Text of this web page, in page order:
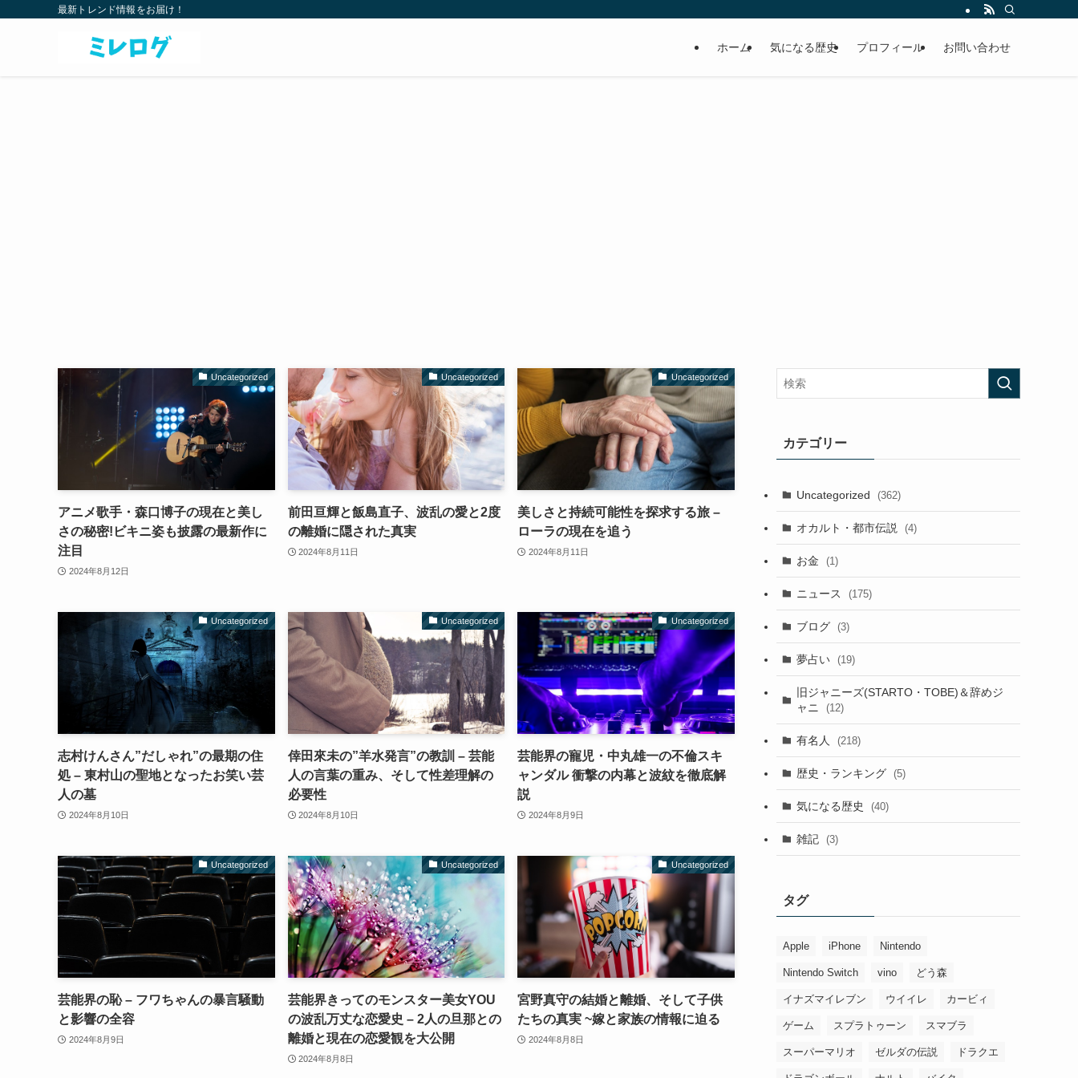
最新トレンド情報をお届け！
ホーム 気になる歴史 プロフィール お問い合わせ
Uncategorized
アニメ歌手・森口博子の現在と美し
さの秘密!ビキニ姿も披露の最新作に
注目
2024年8月12日
Uncategorized
前田亘輝と飯島直子、波乱の愛と2度
の離婚に隠された真実
2024年8月11日
Uncategorized
美しさと持続可能性を探求する旅 –
ローラの現在を追う
2024年8月11日
Uncategorized
志村けんさん”だしゃれ”の最期の住
処 – 東村山の聖地となったお笑い芸
人の墓
2024年8月10日
Uncategorized
倖田來未の”羊水発言”の教訓 – 芸能
人の言葉の重み、そして性差理解の
必要性
2024年8月10日
Uncategorized
芸能界の寵児・中丸雄一の不倫スキ
ャンダル 衝撃の内幕と波紋を徹底解
説
2024年8月9日
Uncategorized
芸能界の恥 – フワちゃんの暴言騒動
と影響の全容
2024年8月9日
Uncategorized
芸能界きってのモンスター美女YOU
の波乱万丈な恋愛史 – 2人の旦那との
離婚と現在の恋愛観を大公開
2024年8月8日
Uncategorized
宮野真守の結婚と離婚、そして子供
たちの真実 ~嫁と家族の情報に迫る
2024年8月8日
カテゴリー
Uncategorized (362)
オカルト・都市伝説 (4)
お金 (1)
ニュース (175)
ブログ (3)
夢占い (19)
旧ジャニーズ(STARTO・TOBE)＆辞めジ
ャニ
(12)
有名人 (218)
歴史・ランキング (5)
気になる歴史 (40)
雑記 (3)
タグ
Apple iPhone Nintendo
Nintendo Switch vino どう森
イナズマイレブン ウイイレ カービィ
ゲーム スプラトゥーン スマブラ
スーパーマリオ ゼルダの伝説 ドラクエ